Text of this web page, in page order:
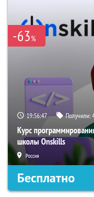
-63%
19:56:46 Получили:
Курс
школы Onskills
Россия
Бесплатно